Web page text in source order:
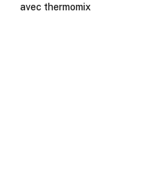
avec thermomix